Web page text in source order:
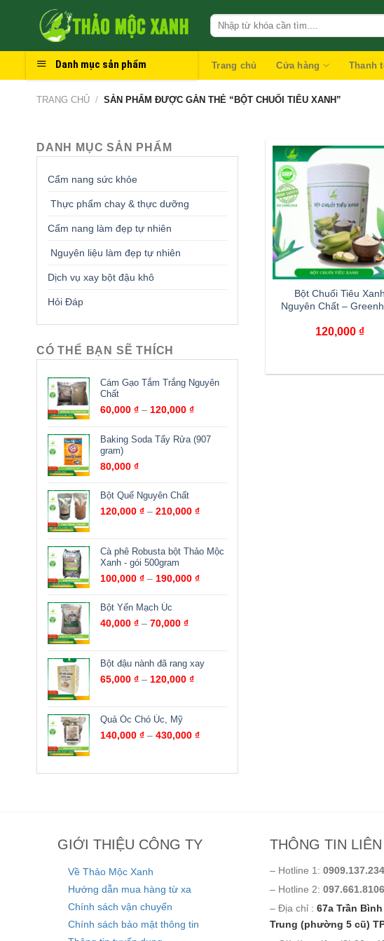
Danh mục sản phẩm Trang chủ Cửa hàng Thanh
TRANG CHỦ / SẢN PHẨM ĐƯỢC GẮN THẺ “BỘT CHUỐI TIÊU XANH”
DANH MỤC SẢN PHẨM
Cẩm nang sức khỏe
Thực phẩm chay & thực dưỡng
Cẩm nang làm đẹp tự nhiên
Nguyên liệu làm đẹp tự nhiên
Dịch vụ xay bột đậu khô
Hỏi Đáp
CÓ THỂ BẠN SẼ THÍCH
Cám Gạo Tắm Trắng Nguyên
Chất
60,000 ₫ – 120,000 ₫
Baking Soda Tẩy Rửa (907
gram)
80,000 ₫
Bột Quế Nguyên Chất
120,000 ₫ – 210,000 ₫
Cà phê Robusta bột Thảo Mộc
Xanh - gói 500gram
100,000 ₫ – 190,000 ₫
Bột Yến Mạch Úc
40,000 ₫ – 70,000 ₫
Bột đậu nành đã rang xay
65,000 ₫ – 120,000 ₫
Quả Óc Chó Úc, Mỹ
140,000 ₫ – 430,000 ₫
Bột Chuối Tiêu Xanh
Nguyên Chất –
120,000 ₫
GIỚI THIỆU CÔNG TY
Về Thảo Mộc Xanh
Hướng dẫn mua hàng từ xa
Chính sách vận chuyển
Chính sách bảo mật thông tin
THÔNG TIN
– Hotline 1: 0909.137.234
– Hotline 2: 097.661.8106
– Địa chỉ : 67a Trần
Trung (phường 5 cũ)